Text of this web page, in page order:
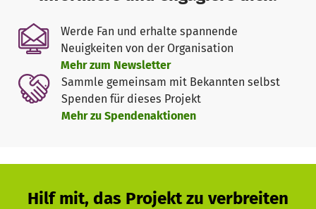
1000 Hühner kosten in der Anschaffung und Haltung
insgesamt 2800 Euro. (Man beachte den Wechselkurs)
Verkauft werden diese nach 4-8 Wochen. Von diesem
Erlös werden zunächst neue 1000 Hühner zur
Beständigkeit des Projekts (fortlaufend) gekauft und der
Restbetrag wird für den Schulbetrieb, eventuell fertig zu
stellende Schulgebäude und/ oder eventuelle
Erweiterungen der Bildungsmöglichkeiten verwendet.
Werde Fan und erhalte spannende
Neuigkeiten von der Organisation
Mehr zum Newsletter
Sammle gemeinsam mit Bekannten selbst
Spenden für dieses Projekt
Mehr zu Spendenaktionen
Hilf mit, das Projekt zu verbreiten